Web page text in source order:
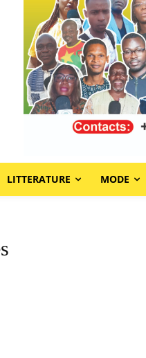
LITTERATURE MODE